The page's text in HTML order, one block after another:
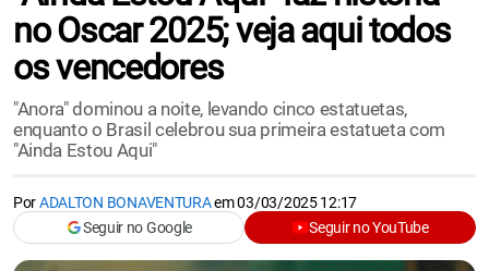
no Oscar 2025; veja aqui todos
os vencedores
"Anora" dominou a noite, levando cinco estatuetas,
enquanto o Brasil celebrou sua primeira estatueta com
"Ainda Estou Aqui"
PorADALTON BONAVENTURAem03/03/2025 12:17
Seguir no Google
Seguir no YouTube